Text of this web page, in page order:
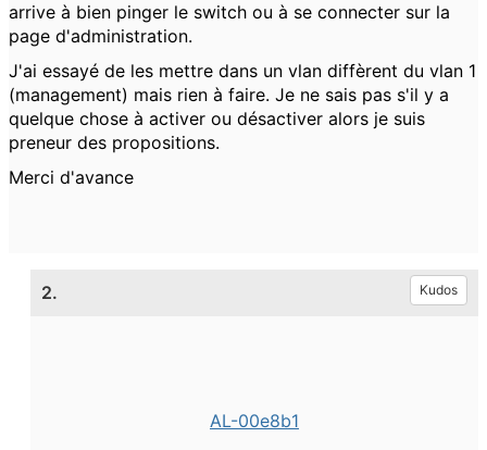
arrive à bien pinger le switch ou à se connecter sur la
page d'administration.
J'ai essayé de les mettre dans un vlan diffèrent du vlan 1
(management) mais rien à faire. Je ne sais pas s'il y a
quelque chose à activer ou désactiver alors je suis
preneur des propositions.
Merci d'avance
2. Kudos
AL-00e8b1